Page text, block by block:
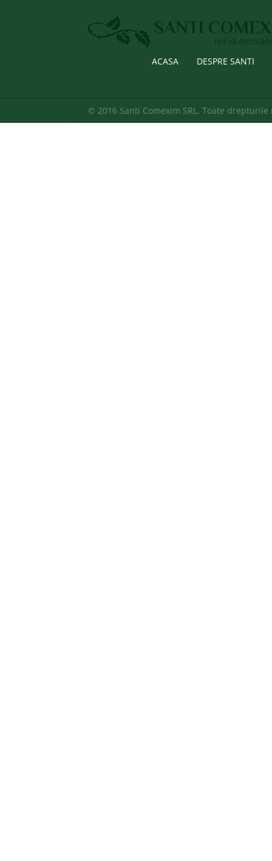
ACASA DESPRE SANTI
© 2016 Santi Comexim SRL. Toate drepturile